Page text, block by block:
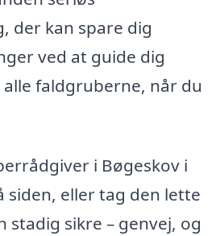
der kan spare dig
ved at guide dig
faldgruberne, når du
i Bøgeskov i
siden, eller tag den lette
stadig sikre – genvej, og